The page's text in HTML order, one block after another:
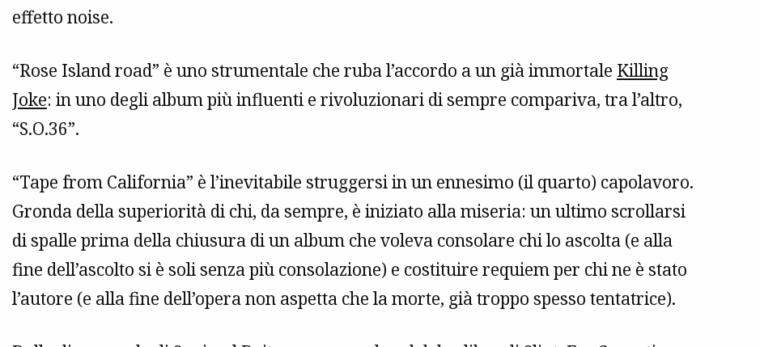
effetto noise.
“Rose Island road” è uno strumentale che ruba l’accordo a un già immortale Killing
Joke: in uno degli album più influenti e rivoluzionari di sempre compariva, tra l’altro,
“S.O.36”.
“Tape from California” è l’inevitabile struggersi in un ennesimo (il quarto) capolavoro.
Gronda della superiorità di chi, da sempre, è iniziato alla miseria: un ultimo scrollarsi
di spalle prima della chiusura di un album che voleva consolare chi lo ascolta (e alla
fine dell’ascolto si è soli senza più consolazione) e costituire requiem per chi ne è stato
l’autore (e alla fine dell’opera non aspetta che la morte, già troppo spesso tentatrice).